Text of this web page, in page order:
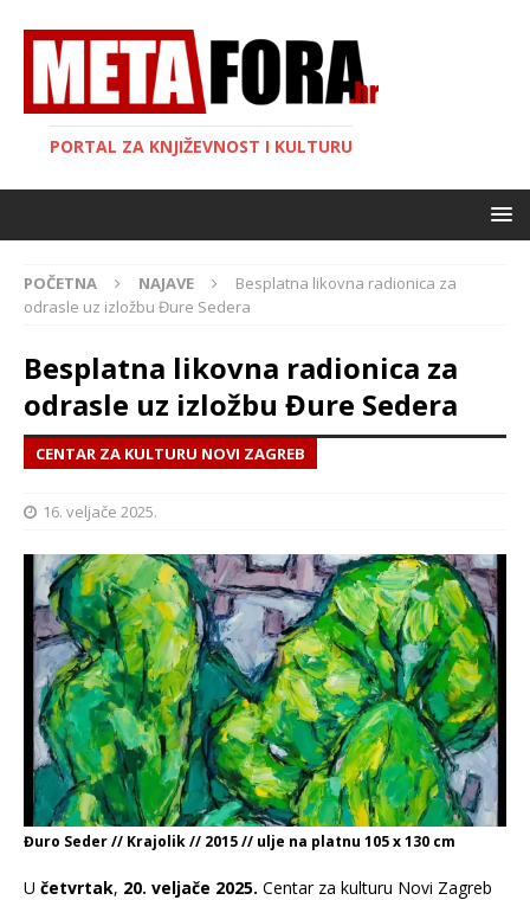
PORTAL ZA KNJIŽEVNOST I KULTURU
POČETNA NAJAVE
Besplatna likovna radionica za
odrasle uz izložbu Đure Sedera
Besplatna likovna radionica za
odrasle uz izložbu Đure Sedera
CENTAR ZA KULTURU NOVI ZAGREB
16. veljače 2025.
Đuro Seder // Krajolik // 2015 // ulje na platnu 105 x 130 cm
U četvrtak, 20. veljače 2025. Centar za kulturu Novi Zagreb